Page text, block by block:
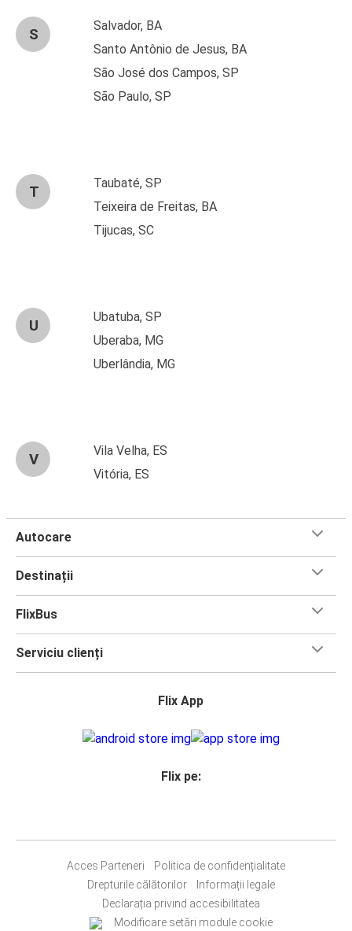
S
Salvador, BA
Santo Antônio de Jesus, BA
São José dos Campos, SP
São Paulo, SP
T
Taubaté, SP
Teixeira de Freitas, BA
Tijucas, SC
U
Ubatuba, SP
Uberaba, MG
Uberlândia, MG
V
Vila Velha, ES
Vitória, ES
Autocare
Destinații
FlixBus
Serviciu clienți
Flix App
Flix pe:
Acces Parteneri
Politica de confidențialitate
Drepturile călătorilor
Informații legale
Declarația privind accesibilitatea
Modificare setări module cookie